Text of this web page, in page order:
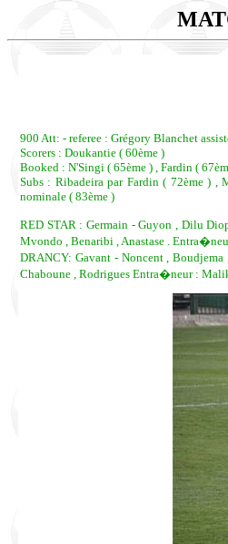
900 Att: - referee : Grégory Blanchet
Scorers : Doukantie ( 60ème )
Booked : N'Singi ( 65ème ) , Fardin (
Subs : Ribadeira par Fardin ( 72ème ) ,
nominale ( 83ème )
RED STAR : Germain - Guyon , Dilu
Mvondo , Benaribi , Anastase .
DRANCY: Gavant - Noncent ,
Chaboune , Rodrigues Entra�neur :